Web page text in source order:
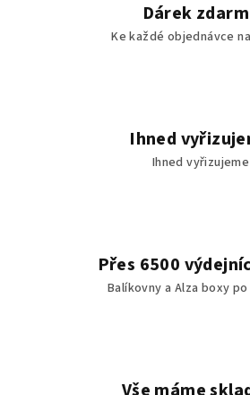
Dárek
Ke každé objednávce
Ihned
Ihned vyřizujeme
Přes 6500
Balíkovny a Alza boxy po